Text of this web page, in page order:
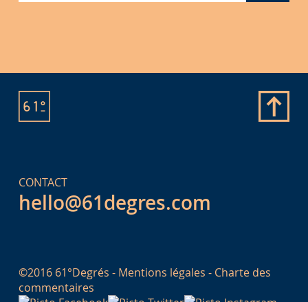
CONTACT
hello@61degres.com
©2016 61°Degrés - Mentions légales - Charte des
commentaires